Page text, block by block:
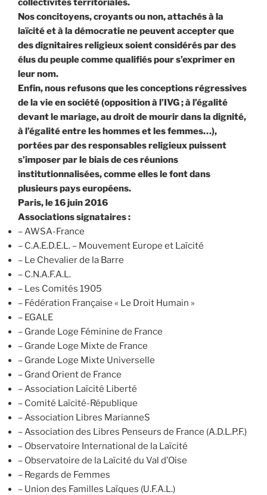
collectivités territoriales.
Nos concitoyens, croyants ou non, attachés à la
laïcité et à la démocratie ne peuvent accepter que
des dignitaires religieux soient considérés par des
élus du peuple comme qualifiés pour s’exprimer en
leur nom.
Enfin, nous refusons que les conceptions régressives
de la vie en société (opposition à l’IVG ; à l’égalité
devant le mariage, au droit de mourir dans la dignité,
à l’égalité entre les hommes et les femmes…),
portées par des responsables religieux puissent
s’imposer par le biais de ces réunions
institutionnalisées, comme elles le font dans
plusieurs pays européens.
Paris, le 16 juin 2016
Associations signataires :
– AWSA-France
– C.A.E.D.E.L. – Mouvement Europe et Laïcité
– Le Chevalier de la Barre
– C.N.A.F.A.L.
– Les Comités 1905
– Fédération Française « Le Droit Humain »
– EGALE
– Grande Loge Féminine de France
– Grande Loge Mixte de France
– Grande Loge Mixte Universelle
– Grand Orient de France
– Association Laïcité Liberté
– Comité Laïcité-République
– Association Libres MarianneS
– Association des Libres Penseurs de France (A.D.L.P.F.)
– Observatoire International de la Laïcité
– Observatoire de la Laïcité du Val d’Oise
– Regards de Femmes
– Union des Familles Laïques (U.F.A.L.)